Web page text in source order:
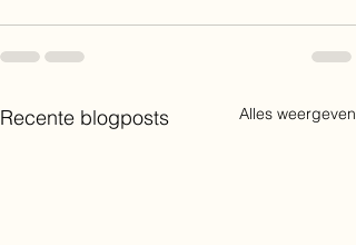
Recente blogposts Alles weergeven